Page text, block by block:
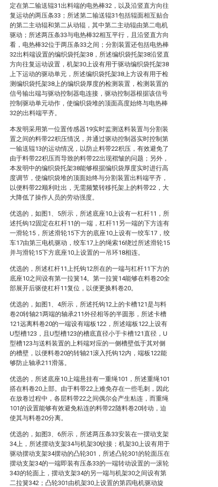
定在第二输送辊31出料端的电热棒32，以及沿竖直方向往
复运动的两压条33；所述第二输送辊31包括辊面相互贴合
的第二主动辊和第二从动辊，其中第二主动辊由第二电机
驱动；所述两压条33与电热棒32相互平行，且沿竖直方向
看，电热棒32位于两压条33之间；分割装置还包括电热棒
32出料端设置的编织袋托架38，所述编织袋托架38沿竖直
方向往复运动设置，机架30上设有用于驱动编织袋托架38
上下运动的驱动单元，所述编织袋托架38上方设有用于检
测编织袋托架38上的编织袋厚度的检测装置，检测装置的
信号输出端与驱动控制器电连接，驱动控制器根据该信号
控制驱动单元动作，使编织袋堆的顶面高度始终与电热棒
32的出料端平齐。
本发明采用第一位置传感器19实时监测送料装置与分割装
置之间的料带22积压情况，并通过驱动控制器实时控制第
一输送辊13的运动情况，以防止料带22积压，有效避免了
由于料带22积压而导致的料带22出现褶皱的问题；另外，
本发明中的编织袋托架38能够根据编织袋厚度实时进行高
度调节，使编织袋堆的顶面始终与分割装置出料端平齐，
以便料带22顺利吐出，无需频繁转移托架上的料带22，大
大降低了操作人员的劳动强度。
优选的，如图1、5所示，所述底座10上设有一杠杆11，所
述托钩12固定在杠杆11的一端，杠杆11另一端的下方连有
一滑轮15，所述滑轮15下方的底座10上设有一绞车17，绞
车17由第三电机驱动，绞车17上的绳索16绕过所述滑轮15
并与滑轮15下方底座10上设置的一吊环18相连。
优选的，所述杠杆11上托钩12所在的一端与杠杆11下方的
底座10之间设有第一拉簧14。第一拉簧14能够在料卷20全
部展开后驱使杠杆11复位，以便更换料卷20。
优选的，如图1、4所示，所述托钩12上的卡槽121是与料
卷20转轴21两端的轴承211外径相等的半圆形，所述卡槽
121远离料卷20的一端设有端板122，所述端板122上设有
U型槽123，且U型槽123的槽底直径小于卡槽121直径，U
型槽123与送料装置的上料端对应的一侧槽壁低于其对侧
的槽壁，以便料卷20的转轴21滚入托钩12内，端板122能
够防止轴承211滑落。
优选的，所述底座10上端悬挂有一重绳101，所述重绳101
搭在料卷20上部。由于料带22上难免存在一些毛刺，因此
在放卷过程中，各层料带22之间偶尔会产生粘连，而重绳
101的设置能够有效避免粘连的料带22随料卷20转动，迫
使其与料卷20分离。
优选的，如图3、6所示，所述两压条33安装在一摆动支架
34上，所述摆动支架34与机架30铰接；机架30上设有用于
驱动摆动支架34摆动的凸轮301，所述凸轮301的轮面压在
摆动支架34的一端即装有压条33的一端转动设置的一滚轮
343的轮面上，摆动支架34的另一端与机架30之间设有第
二拉簧342；凸轮301由机架30上设置的第四电机驱动旋